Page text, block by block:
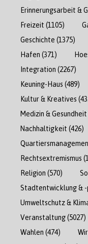
Erinnerungsarbeit &
Freizeit (1105)
Geschichte (1375)
Hafen (371)
Integration (2267)
Keuning-Haus (489)
Kultur & Kreatives
Medizin & Gesundheit
Nachhaltigkeit (426)
Rechtsextremismus
Religion (570)
Stadtentwicklung &
Umweltschutz &
Veranstaltung(5027)
Wahlen (474)